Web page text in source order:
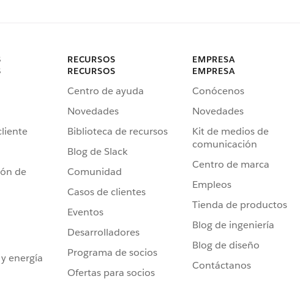
de
energía
RECURSOS
RECURSOS
Centro de ayuda
Novedades
Biblioteca de recursos
Blog de Slack
Comunidad
Casos de clientes
Eventos
Desarrolladores
Programa de socios
Ofertas para socios
EMPRESA
EMPRESA
Conócenos
Novedades
Kit de medios de
comunicación
Centro de marca
Empleos
Tienda de productos
Blog de ingeniería
Blog de diseño
Contáctanos